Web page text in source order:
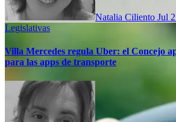
Natalia Ciliento Jul
Legislativas
Villa Mercedes regula Uber: el Concejo
para las apps de transporte